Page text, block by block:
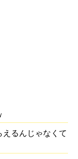
るんじゃなくて